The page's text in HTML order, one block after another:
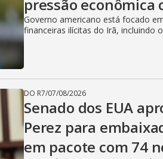
pressão econômica
Governo americano está focado
financeiras ilícitas do Irã, incluindo
DO R7/07/08/2026
Senado dos EUA
Perez para
em pacote com 74